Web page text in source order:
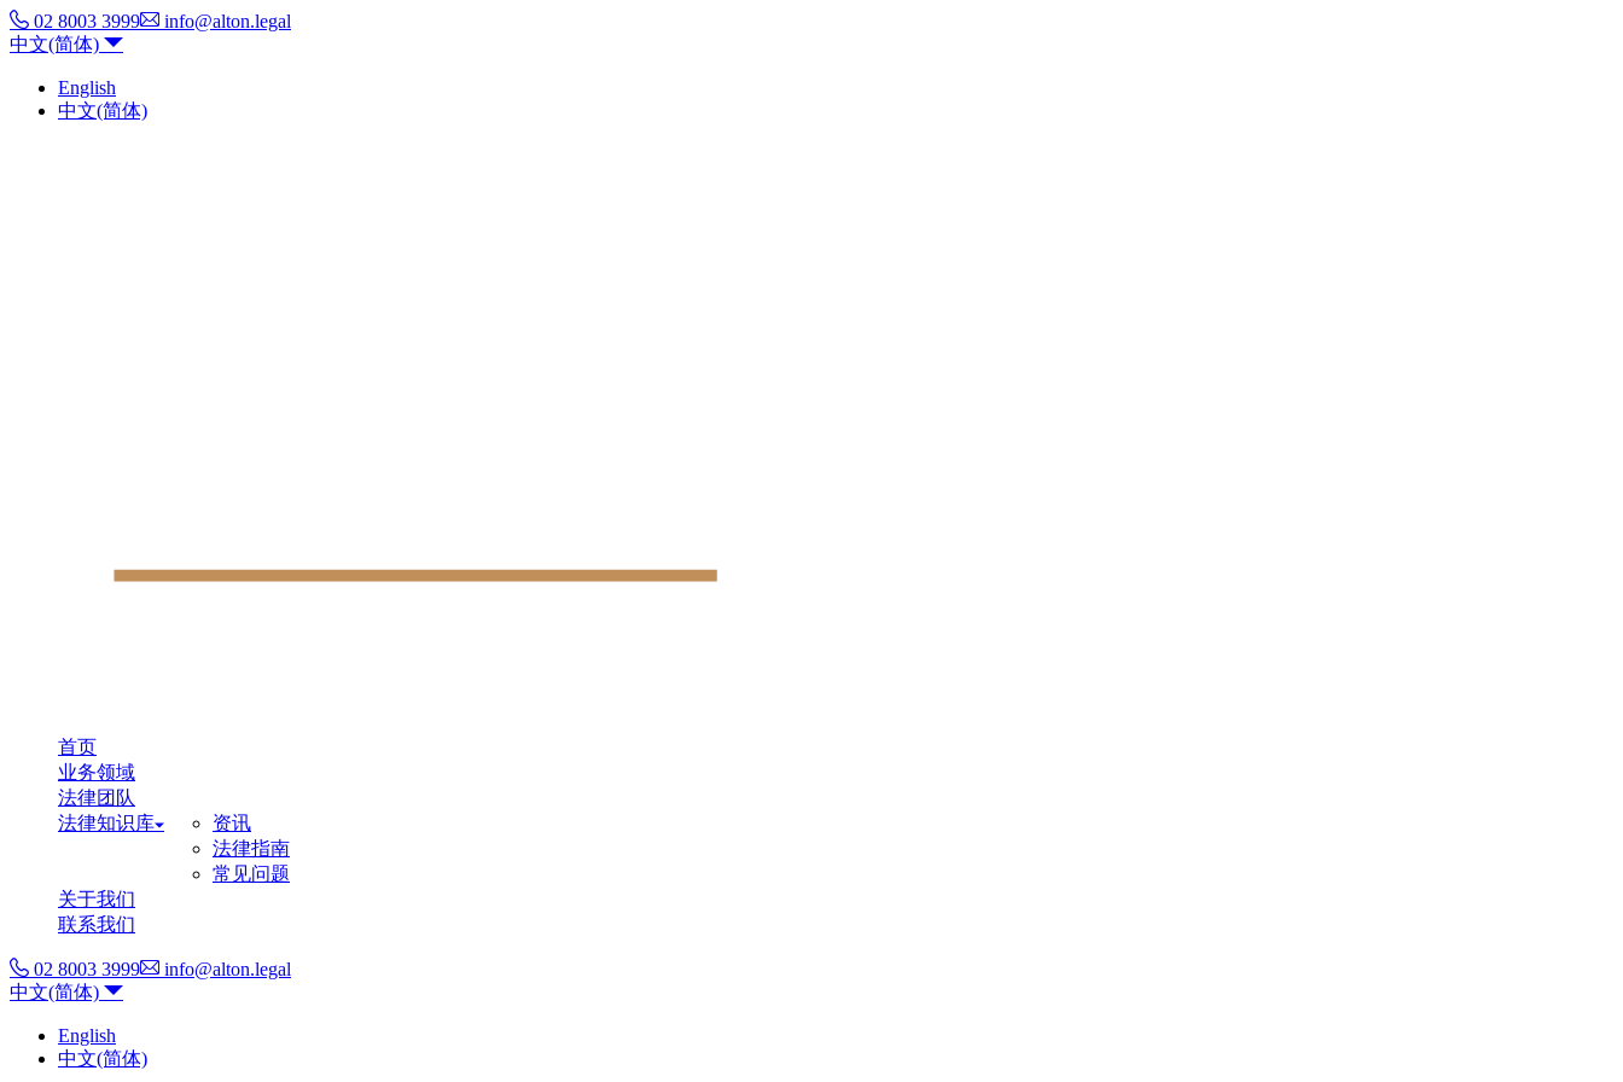
02 8003 3999
info@alton.legal
中文(简体)
English
中文(简体)
首页
业务领域
法律团队
法律知识库
资讯
法律指南
常见问题
关于我们
联系我们
02 8003 3999
info@alton.legal
中文(简体)
English
中文(简体)